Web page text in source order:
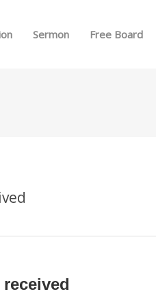
Sermon Free Board